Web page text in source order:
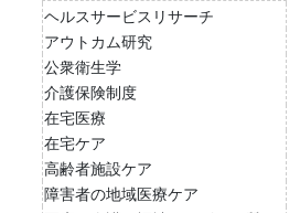
ヘルスサービスリサーチ
アウトカム研究
公衆衛生学
介護保険制度
在宅医療
在宅ケア
高齢者施設ケア
障害者の地域医療ケア